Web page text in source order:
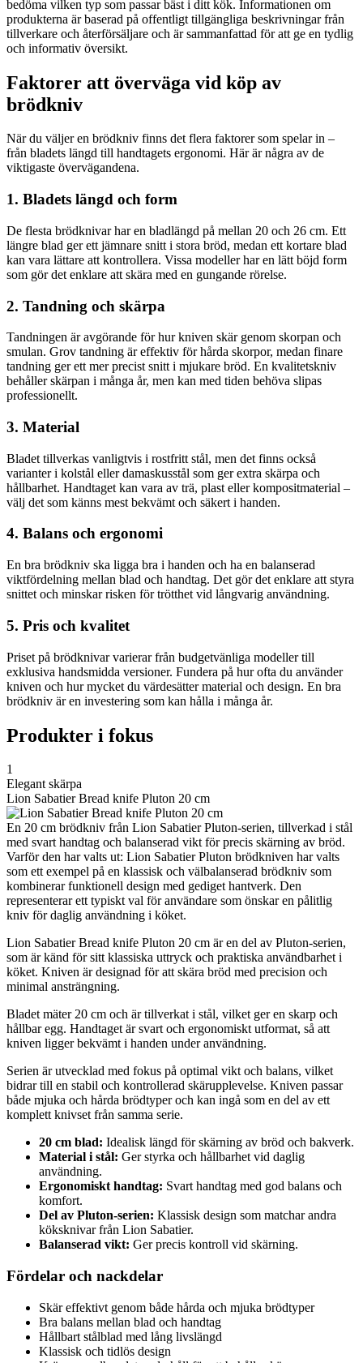
bedöma vilken typ som passar bäst i ditt kök. Informationen om
produkterna är baserad på offentligt tillgängliga beskrivningar från
tillverkare och återförsäljare och är sammanfattad för att ge en tydlig
och informativ översikt.
Faktorer att överväga vid köp av
brödkniv
När du väljer en brödkniv finns det flera faktorer som spelar in –
från bladets längd till handtagets ergonomi. Här är några av de
viktigaste övervägandena.
1. Bladets längd och form
De flesta brödknivar har en bladlängd på mellan 20 och 26 cm. Ett
längre blad ger ett jämnare snitt i stora bröd, medan ett kortare blad
kan vara lättare att kontrollera. Vissa modeller har en lätt böjd form
som gör det enklare att skära med en gungande rörelse.
2. Tandning och skärpa
Tandningen är avgörande för hur kniven skär genom skorpan och
smulan. Grov tandning är effektiv för hårda skorpor, medan finare
tandning ger ett mer precist snitt i mjukare bröd. En kvalitetskniv
behåller skärpan i många år, men kan med tiden behöva slipas
professionellt.
3. Material
Bladet tillverkas vanligtvis i rostfritt stål, men det finns också
varianter i kolstål eller damaskusstål som ger extra skärpa och
hållbarhet. Handtaget kan vara av trä, plast eller kompositmaterial –
välj det som känns mest bekvämt och säkert i handen.
4. Balans och ergonomi
En bra brödkniv ska ligga bra i handen och ha en balanserad
viktfördelning mellan blad och handtag. Det gör det enklare att styra
snittet och minskar risken för trötthet vid långvarig användning.
5. Pris och kvalitet
Priset på brödknivar varierar från budgetvänliga modeller till
exklusiva handsmidda versioner. Fundera på hur ofta du använder
kniven och hur mycket du värdesätter material och design. En bra
brödkniv är en investering som kan hålla i många år.
Produkter i fokus
1
Elegant skärpa
Lion Sabatier Bread knife Pluton 20 cm
En 20 cm brödkniv från Lion Sabatier Pluton-serien, tillverkad i stål
med svart handtag och balanserad vikt för precis skärning av bröd.
Varför den har valts ut: Lion Sabatier Pluton brödkniven har valts
som ett exempel på en klassisk och välbalanserad brödkniv som
kombinerar funktionell design med gediget hantverk. Den
representerar ett typiskt val för användare som önskar en pålitlig
kniv för daglig användning i köket.
Lion Sabatier Bread knife Pluton 20 cm är en del av Pluton-serien,
som är känd för sitt klassiska uttryck och praktiska användbarhet i
köket. Kniven är designad för att skära bröd med precision och
minimal ansträngning.
Bladet mäter 20 cm och är tillverkat i stål, vilket ger en skarp och
hållbar egg. Handtaget är svart och ergonomiskt utformat, så att
kniven ligger bekvämt i handen under användning.
Serien är utvecklad med fokus på optimal vikt och balans, vilket
bidrar till en stabil och kontrollerad skärupplevelse. Kniven passar
både mjuka och hårda brödtyper och kan ingå som en del av ett
komplett knivset från samma serie.
20 cm blad: Idealisk längd för skärning av bröd och bakverk.
Material i stål: Ger styrka och hållbarhet vid daglig
användning.
Ergonomiskt handtag: Svart handtag med god balans och
komfort.
Del av Pluton-serien: Klassisk design som matchar andra
köksknivar från Lion Sabatier.
Balanserad vikt: Ger precis kontroll vid skärning.
Fördelar och nackdelar
Skär effektivt genom både hårda och mjuka brödtyper
Bra balans mellan blad och handtag
Hållbart stålblad med lång livslängd
Klassisk och tidlös design